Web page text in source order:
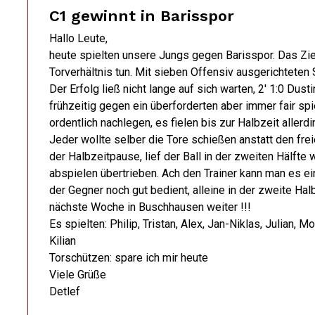
C1 gewinnt in Barisspor
Hallo Leute,
heute spielten unsere Jungs gegen Barisspor. Das
Torverhältnis tun. Mit sieben Offensiv
Der Erfolg ließ nicht lange auf sich warten, 2' 1:0
frühzeitig gegen ein überforderten aber immer fair
ordentlich nachlegen, es fielen bis zur Halbzeit
Jeder wollte selber die Tore schießen anstatt den
der Halbzeitpause, lief der Ball in der zweiten Hälfte
abspielen übertrieben. Ach den Trainer kann man es
der Gegner noch gut bedient, alleine in der zweite
nächste Woche in Buschhausen weiter !!!
Es spielten: Philip, Tristan, Alex, Jan-Niklas, Julian,
Kilian
Torschützen: spare ich mir heute
Viele Grüße
Detlef